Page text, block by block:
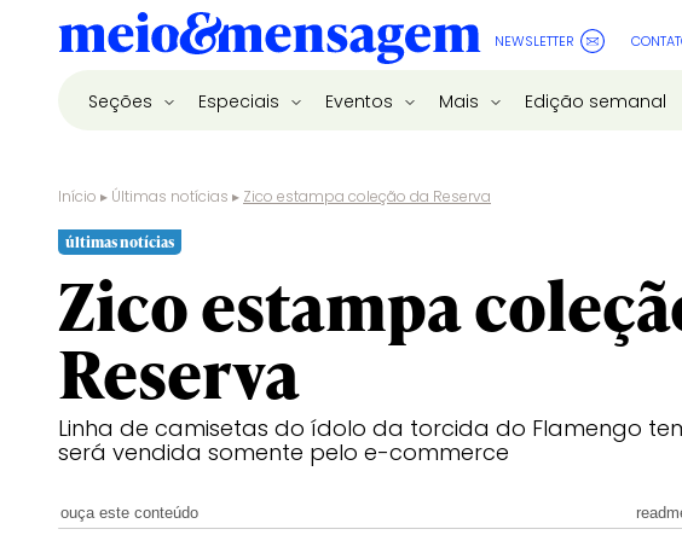
NEWSLETTER
Seções Especiais Eventos Mais Edição semanal
Início ▸ Últimas notícias ▸ Zico estampa coleção da Reserva
últimas notícias
Zico estampa
Reserva
Linha de camisetas do ídolo da torcida do Flamengo
será vendida somente pelo e-commerce
ouça este conteúdo